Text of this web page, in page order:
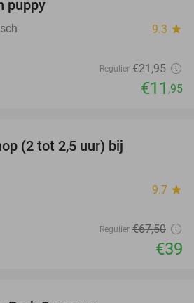
puppy
9.3 star
Regulier €21,95
€11 ,95
(2 tot 2,5 uur) bij
9.7 star
Regulier €67,50
€39